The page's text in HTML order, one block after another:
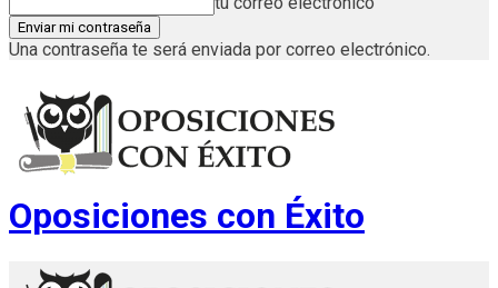
Una contraseña te será enviada por correo electrónico.
Oposiciones con Éxito